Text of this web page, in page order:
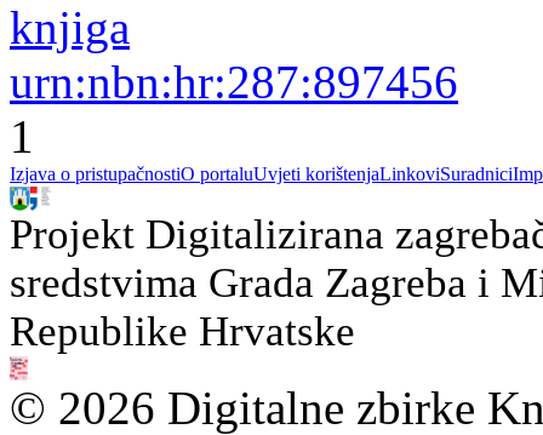
knjiga
urn:nbn:hr:287:897456
1
Izjava o pristupačnostiO portaluUvjeti korištenjaLinkoviSuradnici
Projekt Digitalizirana
sredstvima Grada Zagreba i
Republike Hrvatske
© 2026 Digitalne zbirke